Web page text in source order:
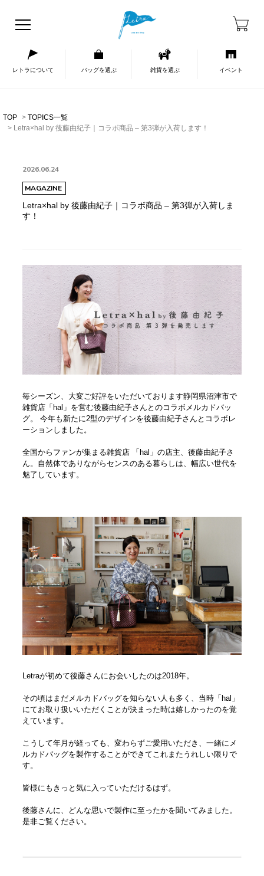
レトラについて バッグを選ぶ 雑貨を選ぶ イベント
TOP
TOPICS一覧
Letra×hal by 後藤由紀子｜コラボ商品 – 第3弾が入荷します！
2026.06.24
MAGAZINE
Letra×hal by 後藤由紀子｜コラボ商品 – 第3弾が入荷しま
す！
毎シーズン、大変ご好評をいただいております静岡県沼津市で
雑貨店「hal」を営む後藤由紀子さんとのコラボメルカドバッ
グ。 今年も新たに2型のデザインを後藤由紀子さんとコラボレ
ーションしました。
全国からファンが集まる雑貨店 「hal」の店主、後藤由紀子さ
ん。自然体でありながらセンスのある暮らしは、幅広い世代を
魅了しています。
Letraが初めて後藤さんにお会いしたのは2018年。
その頃はまだメルカドバッグを知らない人も多く、当時「hal」
にてお取り扱いいただくことが決まった時は嬉しかったのを覚
えています。
こうして年月が経っても、変わらずご愛用いただき、一緒にメ
ルカドバッグを製作することができてこれまたうれしい限りで
す。
皆様にもきっと気に入っていただけるはず。
後藤さんに、どんな思いで製作に至ったかを聞いてみました。
是非ご覧ください。